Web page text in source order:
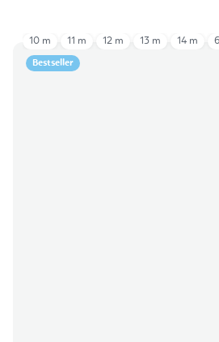
Bestseller
10 m 11 m 12 m 13 m 14 m